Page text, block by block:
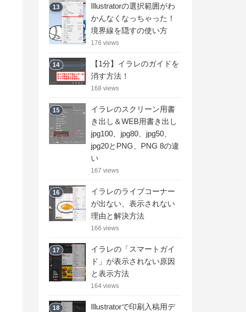
13
Illustratorの選択範囲がわ
かんなくなっちゃった！
境界線を隠すの使い方
176 views
14
【1分】イラレのガイドを
消す方法！
168 views
15
イラレのスクリーン用書
き出し＆WEB用書き出し
jpg100、jpg80、jpg50、
jpg20とPNG、PNG 8の違
い
167 views
16
イラレのライブコーナー
が出ない、表示されない
理由と解決方法
166 views
17
イラレの「スマートガイ
ド」が表示されない原因
と表示方法
164 views
18
Illustratorで印刷入稿用デ